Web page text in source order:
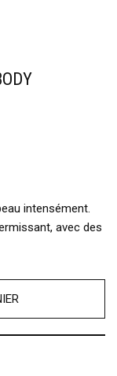
intensément.
avec des